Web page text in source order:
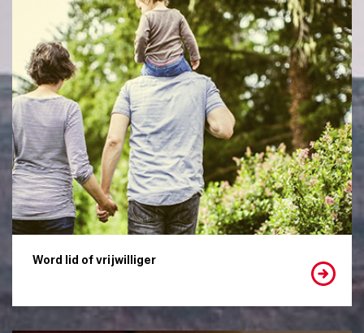
Word lid of vrijwilliger